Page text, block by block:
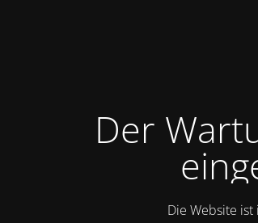
Der
Die Website